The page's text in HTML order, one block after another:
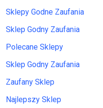
Sklepy Godne Zaufania
Sklep Godny Zaufania
Polecane Sklepy
Sklep Godny Zaufania
Zaufany Sklep
Najlepszy Sklep